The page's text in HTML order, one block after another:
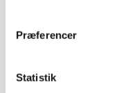
Præferencer
Statistik